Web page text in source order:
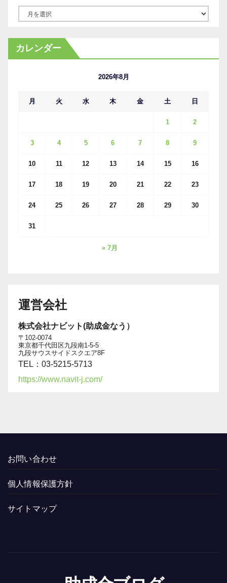
カ
イ
カレンダー
2026年8月
月 火 水 木 金 土 日
1 2
3 4 5 6 7 8 9
10 11 12 13 14 15 16
17 18 19 20 21 22 23
24 25 26 27 28 29 30
31
« 7月
運営会社
株式会社ナビット(助成金なう）
〒102-0074
東京都千代田区九段南1-5-5
九段サウスサイドスクエア8F
TEL：03-5215-5713
https://www.navit-j.com/
お問い合わせ
個人情報保護方針
サイトマップ